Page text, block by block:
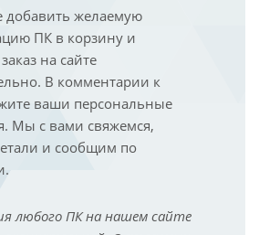
добавить желаемую
ПК в корзину и
на сайте
В комментарии к
ваши персональные
Мы с вами свяжемся,
и сообщим по
любого ПК на нашем сайте